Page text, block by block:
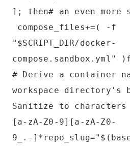
]; then# an even more
compose_files+=( -f
"$SCRIPT_DIR/docker-
compose.sandbox.yml"
# Derive a container
workspace directory's
Sanitize to characters
[a-zA-Z0-9][a-zA-Z0-
9_.-